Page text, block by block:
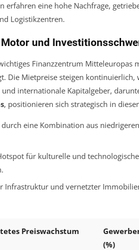
erfahren eine hohe Nachfrage,
Logistikzentren.
und
Finanzzentrum Mitteleuropas
Die Mietpreise steigen
und internationale Kapitalgeber,
, positionieren sich strategisch in
eine Kombination aus
für kulturelle und
Infrastruktur und vernetzter
Preiswachstum
(%)